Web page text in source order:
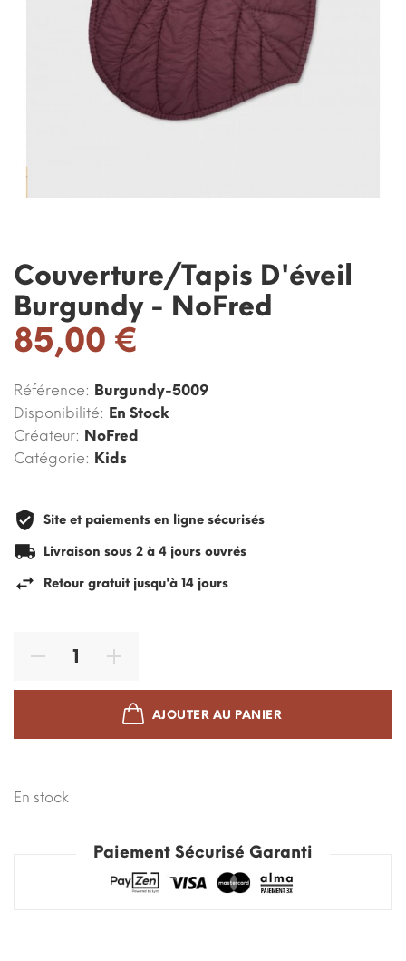
Couverture/Tapis D'éveil
Burgundy - NoFred
85,00 €
Référence: Burgundy-5009
Disponibilité: En Stock
Créateur: NoFred
Catégorie: Kids
Site et paiements en ligne sécurisés
Livraison sous 2 à 4 jours ouvrés
Retour gratuit jusqu'à 14 jours
AJOUTER AU PANIER
En stock
Paiement Sécurisé Garanti